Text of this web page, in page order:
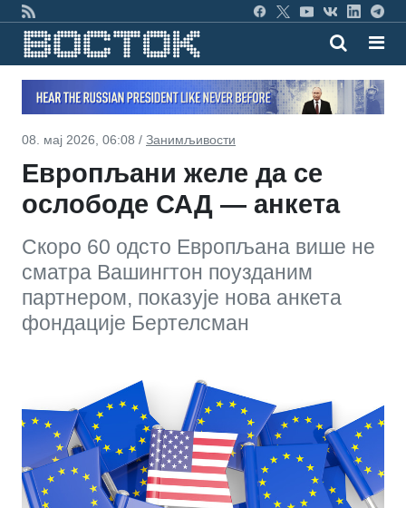
08. мај 2026, 06:08 / Занимљивости
Европљани желе да се
ослободе САД — анкета
Скоро 60 одсто Европљана више не
сматра Вашингтон поузданим
партнером, показује нова анкета
фондације Бертелсман